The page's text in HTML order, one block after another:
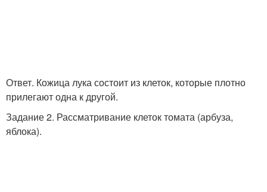
Ответ. Кожица лука состоит из клеток, которые плотно
прилегают одна к другой.
Задание 2. Рассматривание клеток томата (арбуза,
яблока).